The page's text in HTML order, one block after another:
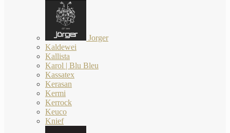
Jorger
Kaldewei
Kallista
Karol | Blu Bleu
Kassatex
Kerasan
Kermi
Kerrock
Keuco
Knief